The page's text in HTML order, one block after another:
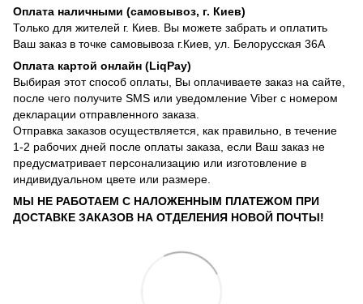
Оплата наличными (самовывоз, г. Киев)
Только для жителей г. Киев. Вы можете забрать и оплатить
Ваш заказ в точке самовывоза г.Киев, ул. Белорусская 36А
Оплата картой онлайн (LiqPay)
Выбирая этот способ оплаты, Вы оплачиваете заказ на сайте,
после чего получите SMS или уведомление Viber с номером
декларации отправленного заказа.
Отправка заказов осуществляется, как правильно, в течение
1-2 рабочих дней после оплаты заказа, если Ваш заказ не
предусматривает персонализацию или изготовление в
индивидуальном цвете или размере.
МЫ НЕ РАБОТАЕМ С НАЛОЖЕННЫМ ПЛАТЕЖОМ ПРИ
ДОСТАВКЕ ЗАКАЗОВ НА ОТДЕЛЕНИЯ НОВОЙ ПОЧТЫ!